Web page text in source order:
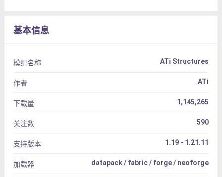
基本信息
模组名称 ATi Structures
作者 ATi
下载量 1,145,265
关注数 590
支持版本 1.19 - 1.21.11
加载器 datapack / fabric / forge / neoforge